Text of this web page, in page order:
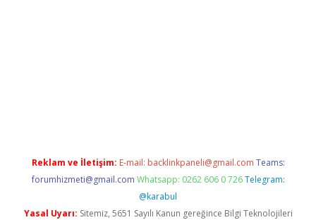
Reklam ve İletişim: E-mail: backlinkpaneli@gmail.com Teams:
forumhizmeti@gmail.com Whatsapp: 0262 606 0 726 Telegram:
@karabul
Yasal Uyarı: Sitemiz, 5651 Sayılı Kanun gereğince Bilgi Teknolojileri